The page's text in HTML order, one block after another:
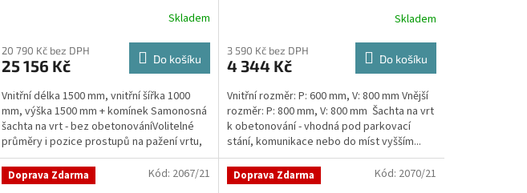
produktu
je
z
5
hvězdiček.
Skladem
20 790 Kč bez DPH
25 156 Kč Do košíku
Vnitřní délka 1500 mm, vnitřní šířka 1000
mm, výška 1500 mm + komínek Samonosná
šachta na vrt - bez obetonováníVolitelné
průměry i pozice prostupů na pažení vrtu,
hadice i...
Skladem
3 590 Kč bez DPH
4 344 Kč Do košíku
Vnitřní rozměr: P: 600 mm, V: 800 mm Vnější
rozměr: P: 800 mm, V: 800 mm Šachta na vrt
k obetonování - vhodná pod parkovací
stání, komunikace nebo do míst vyšším...
Doprava Zdarma Kód: 2067/21 Doprava Zdarma Kód: 2070/21